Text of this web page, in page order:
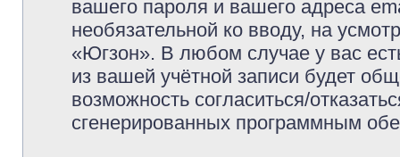
вашего пароля и вашего адреса
необязательной ко вводу, на
«Югзон». В любом случае у вас
из вашей учётной записи будет
возможность согласиться/
сгенерированных программным